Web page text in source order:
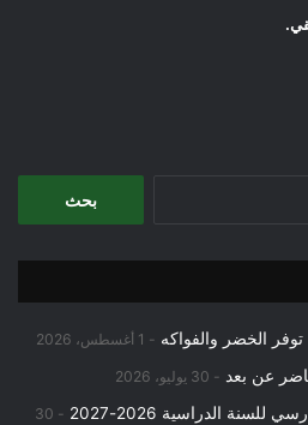
الخضر والفواكه 1 أغسطس، 2026
عن بعد 30 يوليو، 2026
الدراسية 2026-2027
30